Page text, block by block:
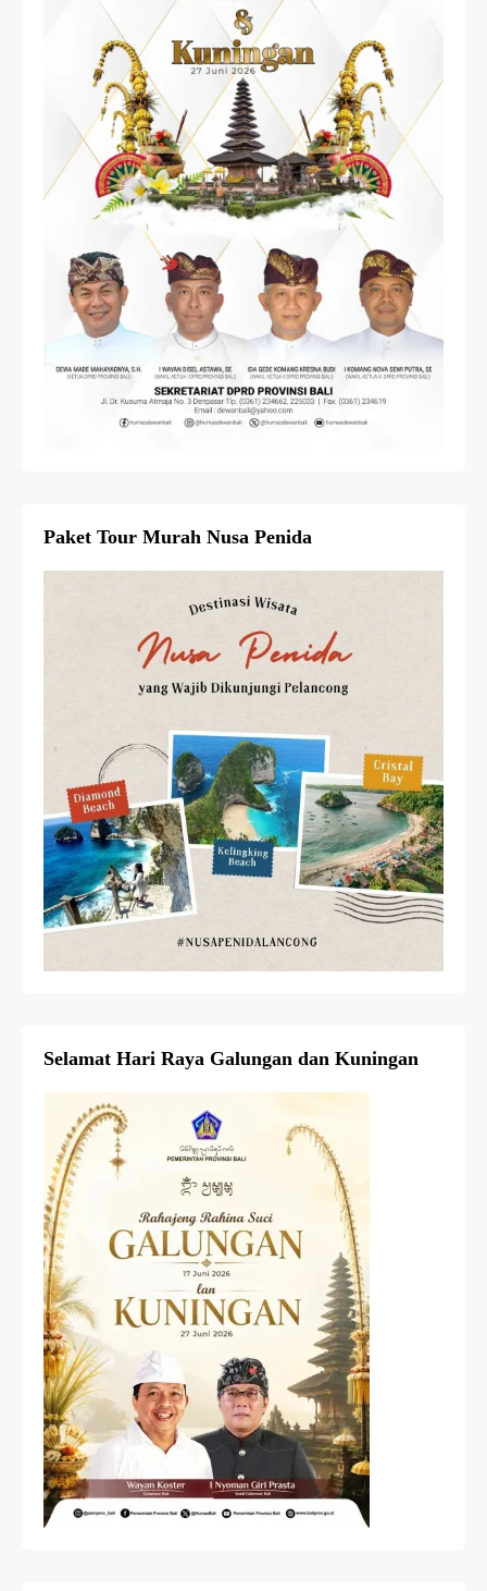
Paket Tour Murah Nusa Penida
Selamat Hari Raya Galungan dan Kuningan